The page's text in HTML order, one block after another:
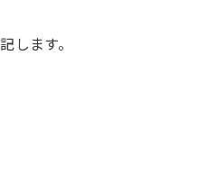
します。